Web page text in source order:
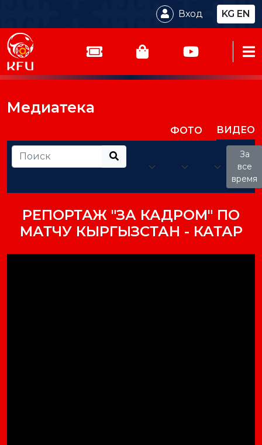
Вход KG EN
Медиатека
ФОТО ВИДЕО
За
все
время
РЕПОРТАЖ "ЗА КАДРОМ" ПО
МАТЧУ КЫРГЫЗСТАН - КАТАР